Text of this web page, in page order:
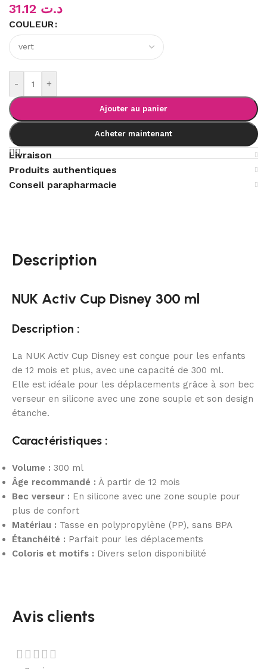
د.ت
COULEUR
- +
Ajouter au panier
Acheter maintenant
Livraison
Produits authentiques
Conseil parapharmacie
Description
NUK Activ Cup Disney 300 ml
Description :
La NUK Activ Cup Disney est conçue pour les enfants
de 12 mois et plus, avec une capacité de 300 ml.
Elle est idéale pour les déplacements grâce à son bec
verseur en silicone avec une zone souple et son design
étanche.
Caractéristiques :
Volume : 300 ml
Âge recommandé : À partir de 12 mois
Bec verseur : En silicone avec une zone souple pour
plus de confort
Matériau : Tasse en polypropylène (PP), sans BPA
Étanchéité : Parfait pour les déplacements
Coloris et motifs : Divers selon disponibilité
Avis clients